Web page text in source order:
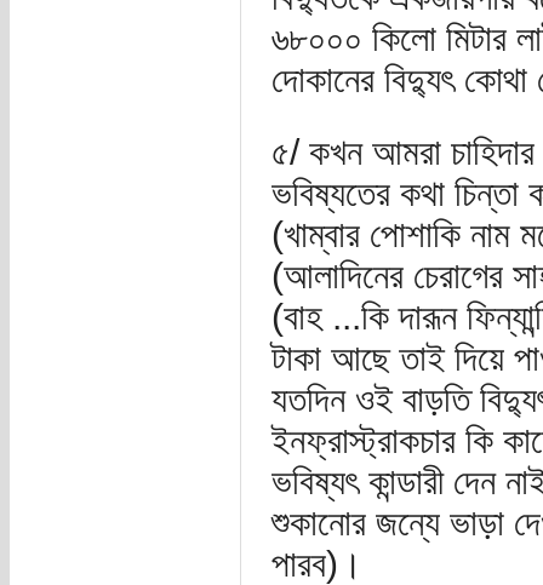
৬৮০০০ কিলো মিটার
দোকানের বিদ্যুৎ
৫/ কখন আমরা
ভবিষ্যতের কথা
(খাম্বার পোশাকি নাম
(আলাদিনের চেরাগের
(বাহ ...কি দারূন
টাকা আছে তাই দিয়ে
যতদিন ওই বাড়তি
ইনফ্রাস্ট্রাকচার কি
ভবিষ্যৎ কান্ডারী দেন
শুকানোর জন্যে ভাড়া
পারব)।